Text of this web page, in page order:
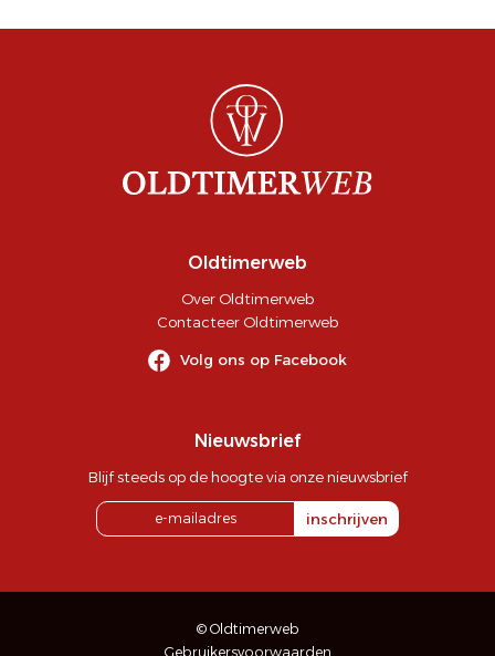
Oldtimerweb
Over Oldtimerweb
Contacteer Oldtimerweb
Volg ons op Facebook
Nieuwsbrief
Blijf steeds op de hoogte via onze nieuwsbrief
inschrijven
© Oldtimerweb
Gebruikersvoorwaarden